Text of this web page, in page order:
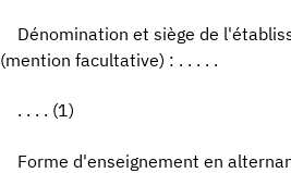
Dénomination et siège de
(mention facultative) : . . . . .
. . . . (1)
Forme d'enseignement en